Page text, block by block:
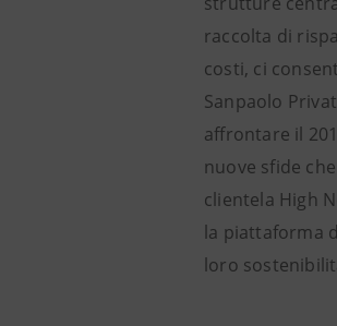
raccolta di
costi, ci
Sanpaolo
affrontare il
nuove sfide
clientela High
la piattaforma
loro